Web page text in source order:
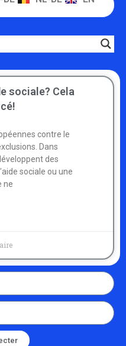
sociale? Cela
contre le
Dans
des
sociale ou une
ne